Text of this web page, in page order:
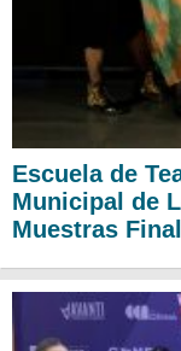
Escuela de
Municipal de
Muestras